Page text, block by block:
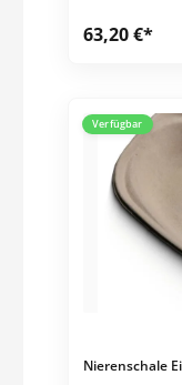
63,20 €*
Verfügbar
Nierenschale